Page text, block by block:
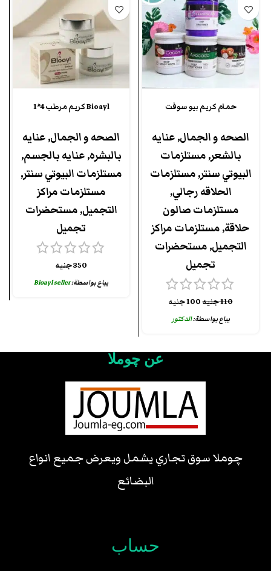
حمام كريم بيو سوفت
الصحه و الجمال,عنايه
بالشعر,مستلزمات
البيوتي سنتر,مستلزمات
الحلاقه رجالي,
مستلزمات صالون
حلاقة,مستلزمات مراكز
التجميل,مستحضرات
تجميل
110جنيه100جنيه
يباع بواسطة:الدكتور
Bioayl كريم مرطب 4*1
الصحه و الجمال,عنايه
بالبشره,عنايه بالجسم,
مستلزمات البيوتي سنتر,
مستلزمات مراكز
التجميل,مستحضرات
تجميل
350جنيه
يباع بواسطة:Bioayl seller
عن چوملا
چوملا سوق تجاري يشمل ويعرض جميع انواع
البضائع
حساب